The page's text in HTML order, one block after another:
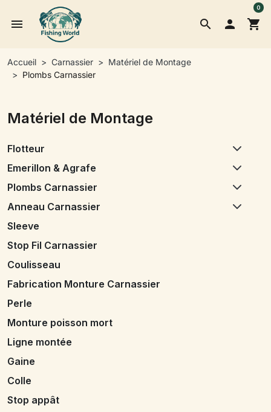
search
menu  shopping_cart
0
Accueil Carnassier
Matériel de Montage
Plombs Carnassier
Matériel de Montage
Flotteur
Emerillon & Agrafe
Plombs Carnassier
Anneau Carnassier
Sleeve
Stop Fil Carnassier
Coulisseau
Fabrication Monture Carnassier
Perle
Monture poisson mort
Ligne montée
Gaine
Colle
Stop appât